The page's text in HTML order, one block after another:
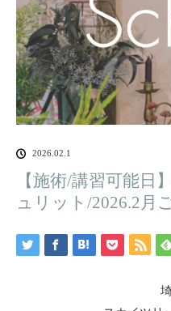
2026.02.1
【施術/講習可能日
ュリット/2026.2月